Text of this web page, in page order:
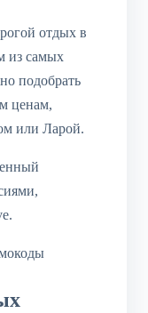
отдых в
из самых
подобрать
ценам,
или Ларой.